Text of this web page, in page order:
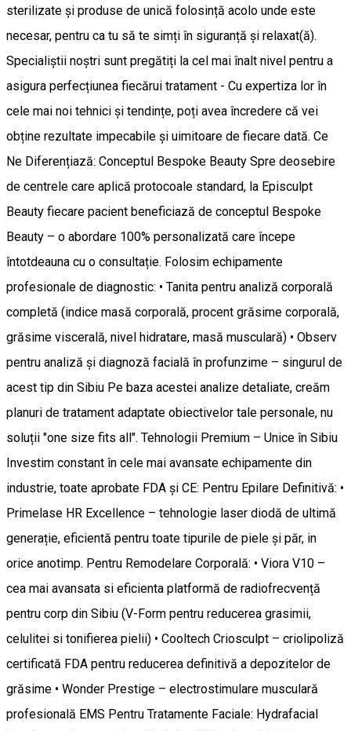
sterilizate și produse de unică folosință acolo unde este
necesar, pentru ca tu să te simți în siguranță și relaxat(ă).
Specialiștii noștri sunt pregătiți la cel mai înalt nivel pentru a
asigura perfecțiunea fiecărui tratament - Cu expertiza lor în
cele mai noi tehnici și tendințe, poți avea încredere că vei
obține rezultate impecabile și uimitoare de fiecare dată. Ce
Ne Diferențiază: Conceptul Bespoke Beauty Spre deosebire
de centrele care aplică protocoale standard, la Episculpt
Beauty fiecare pacient beneficiază de conceptul Bespoke
Beauty – o abordare 100% personalizată care începe
întotdeauna cu o consultație. Folosim echipamente
profesionale de diagnostic: • Tanita pentru analiză corporală
completă (indice masă corporală, procent grăsime corporală,
grăsime viscerală, nivel hidratare, masă musculară) • Observ
pentru analiză și diagnoză facială în profunzime – singurul de
acest tip din Sibiu Pe baza acestei analize detaliate, creăm
planuri de tratament adaptate obiectivelor tale personale, nu
soluții "one size fits all". Tehnologii Premium – Unice în Sibiu
Investim constant în cele mai avansate echipamente din
industrie, toate aprobate FDA și CE: Pentru Epilare Definitivă: •
Primelase HR Excellence – tehnologie laser diodă de ultimă
generație, eficientă pentru toate tipurile de piele și păr, in
orice anotimp. Pentru Remodelare Corporală: • Viora V10 –
cea mai avansata si eficienta platformă de radiofrecvență
pentru corp din Sibiu (V-Form pentru reducerea grasimii,
celulitei si tonifierea pielii) • Cooltech Criosculpt – criolipoliză
certificată FDA pentru reducerea definitivă a depozitelor de
grăsime • Wonder Prestige – electrostimulare musculară
profesională EMS Pentru Tratamente Faciale: Hydrafacial